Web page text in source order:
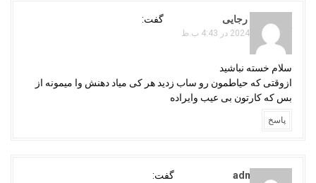
امیرحسین رجایی گفت:
آگوست 11, 2024 در 4:43 ب.ظ
سلام خسته نباشید
ازوقتی که حیاطمون رو ساب زدید هر کی میاد دهنش وا میمونه از
بس که کارتون بی عیب وایراده
پاسخ
adminojaghi گفت: